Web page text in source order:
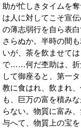
助が忙しきタイムを
は人に対してこそ宣
の薄志弱行を自ら表
さらぬか。半時の間
いが、茶を飲ませて
で……何だ杢助は、折
して御座ると、第一
教に食はれ、飲まれ
も、巨万の富を積み
らない。物質に富み
与へて、物質上の宝